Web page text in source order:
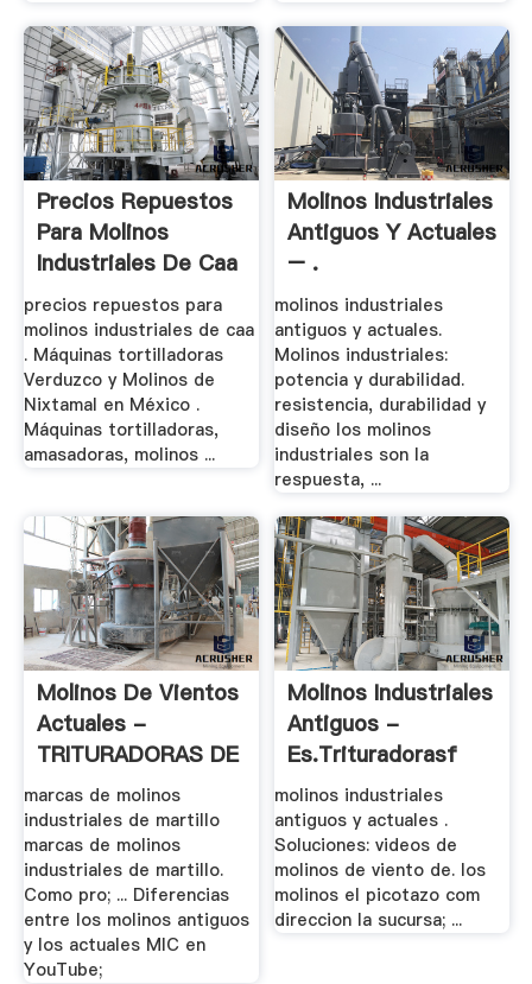
Precios Repuestos
Para Molinos
Industriales De Caa
precios repuestos para
molinos industriales de caa
. Máquinas tortilladoras
Verduzco y Molinos de
Nixtamal en México .
Máquinas tortilladoras,
amasadoras, molinos ...
Molinos Industriales
Antiguos Y Actuales
– .
molinos industriales
antiguos y actuales.
Molinos industriales:
potencia y durabilidad.
resistencia, durabilidad y
diseño los molinos
industriales son la
respuesta, ...
Molinos De Vientos
Actuales -
TRITURADORAS DE
.
marcas de molinos
industriales de martillo
marcas de molinos
industriales de martillo.
Como pro; ... Diferencias
entre los molinos antiguos
y los actuales MIC en
YouTube;
Molinos Industriales
Antiguos -
Es.trituradorasf
molinos industriales
antiguos y actuales .
Soluciones: videos de
molinos de viento de. los
molinos el picotazo com
direccion la sucursa; ...